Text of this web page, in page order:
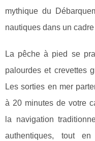
mythique du
nautiques dans un
La pêche à pied se
palourdes et crevettes
Les sorties en mer
à 20 minutes de votre
la navigation
authentiques, tout